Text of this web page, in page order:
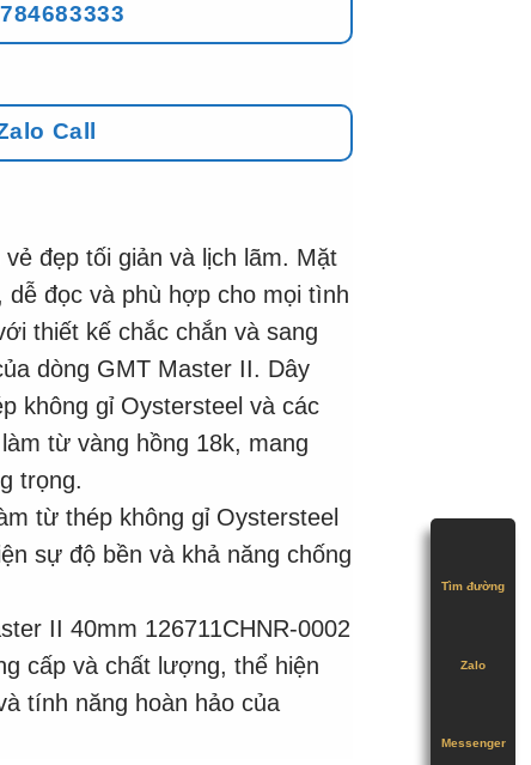
Call
đẹp tối giản và lịch lãm. Mặt
đọc và phù hợp cho mọi tình
thiết kế chắc chắn và sang
dòng GMT Master II. Dây
không gỉ Oystersteel và các
từ vàng hồng 18k, mang
trọng.
từ thép không gỉ Oystersteel
sự độ bền và khả năng chống
II 40mm 126711CHNR-0002
cấp và chất lượng, thể hiện
tính năng hoàn hảo của
Tìm đường
Zalo
Messenger